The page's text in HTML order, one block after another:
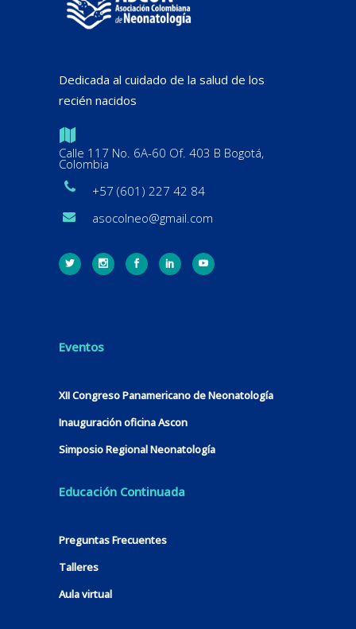
Dedicada al cuidado de la salud de los
recién nacidos
Calle 117 No. 6A-60 Of. 403 B Bogotá,
Colombia
+57 (601) 227 42 84
asocolneo@gmail.com
Eventos
XII Congreso Panamericano de Neonatología
Inauguración oficina Ascon
Simposio Regional Neonatología
Educación Continuada
Preguntas Frecuentes
Talleres
Aula virtual